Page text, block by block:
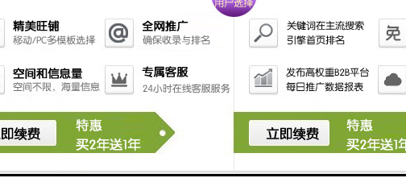
仍然存在，考虑与塔吊黑匣子的制造商或技术支持团队联系，寻求进一步帮助和